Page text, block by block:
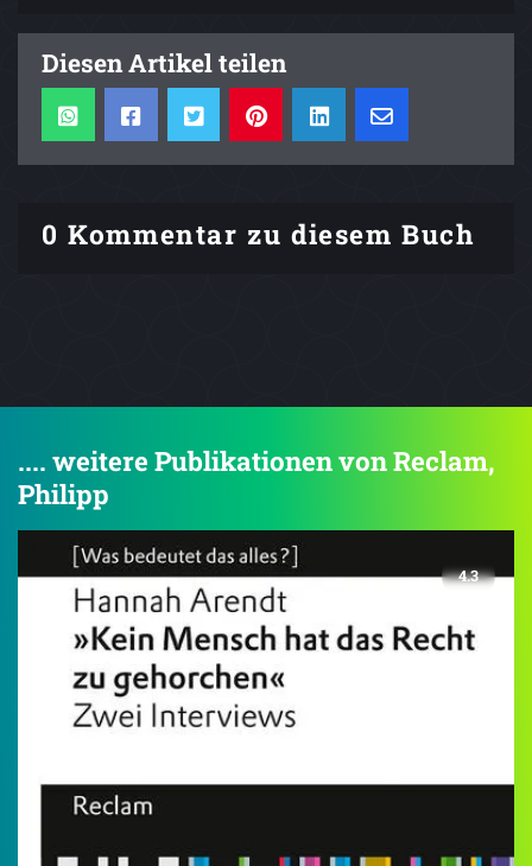
Diesen Artikel teilen
0 Kommentar zu diesem Buch
.... weitere Publikationen von Reclam,
Philipp
4.3